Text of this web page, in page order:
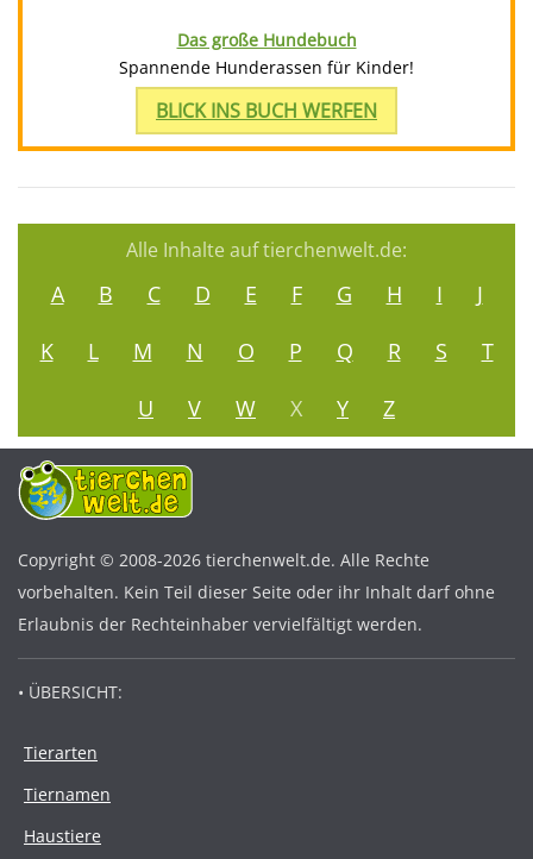
Das große Hundebuch
Spannende Hunderassen für Kinder!
BLICK INS BUCH WERFEN
Alle Inhalte auf tierchenwelt.de:
A B C D E F G H I
J
K
L M N O P Q R S
T
U
V W X Y Z
Copyright © 2008-2026 tierchenwelt.de. Alle Rechte
vorbehalten. Kein Teil dieser Seite oder ihr Inhalt darf ohne
Erlaubnis der Rechteinhaber vervielfältigt werden.
• ÜBERSICHT:
Tierarten
Tiernamen
Haustiere